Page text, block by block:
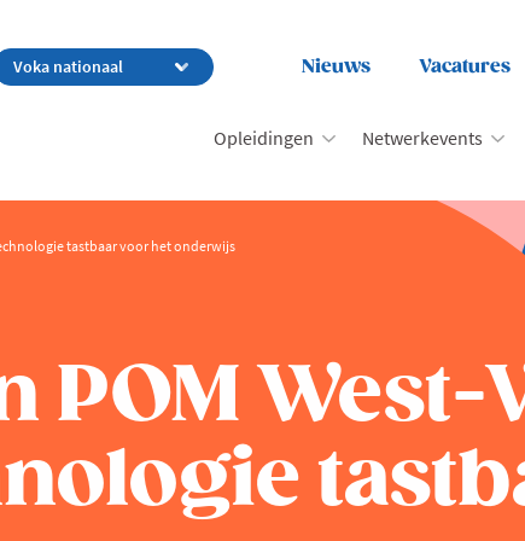
Nieuws Vacatures
Opleidingen Netwerkevents
tastbaar voor het onderwijs
POM